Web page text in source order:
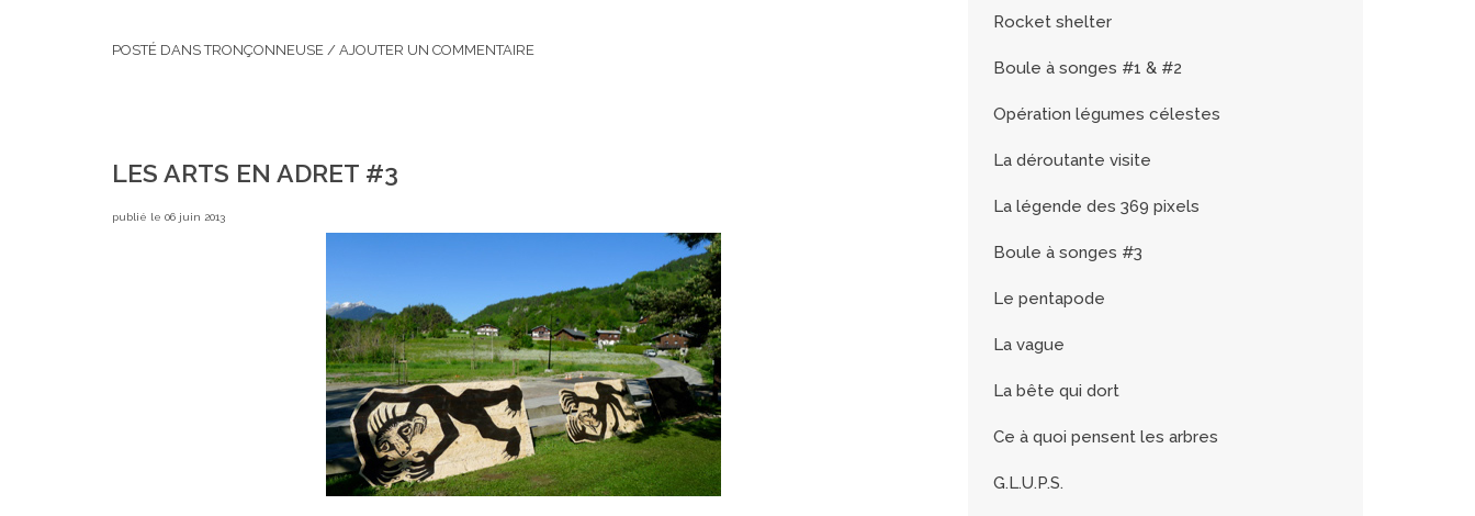
POSTÉ DANSTRONÇONNEUSE / AJOUTER UN COMMENTAIRE
LES ARTS EN ADRET #3
publié le 06 juin 2013
Rocket shelter
Boule à songes #1 & #2
Opération légumes célestes
La déroutante visite
La légende des 369 pixels
Boule à songes #3
Le pentapode
La vague
La bête qui dort
Ce à quoi pensent les arbres
G.L.U.P.S.